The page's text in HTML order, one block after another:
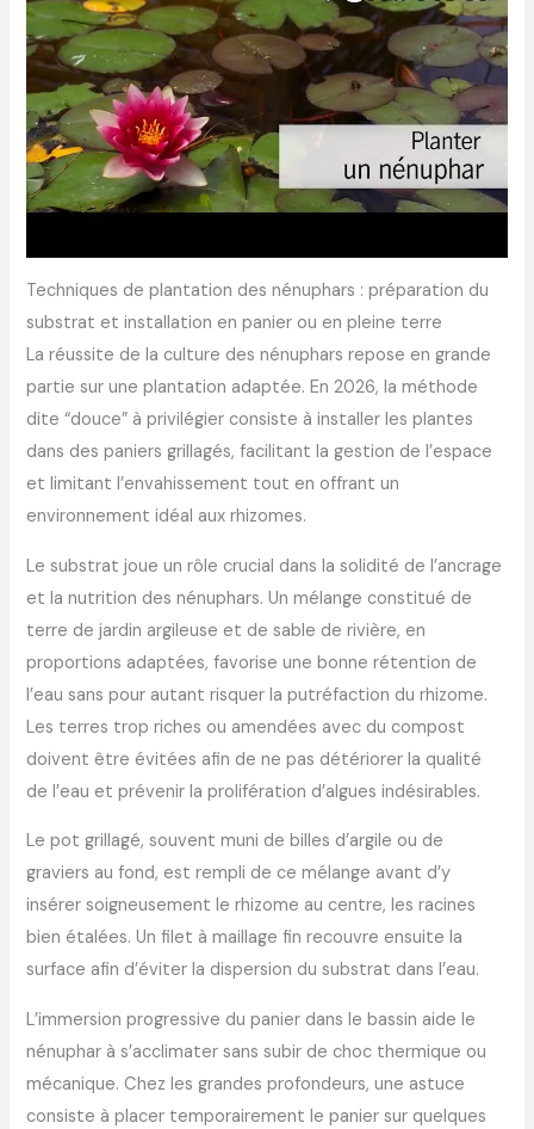
Techniques de plantation des nénuphars : préparation du
substrat et installation en panier ou en pleine terre
La réussite de la culture des nénuphars repose en grande
partie sur une plantation adaptée. En 2026, la méthode
dite “douce” à privilégier consiste à installer les plantes
dans des paniers grillagés, facilitant la gestion de l’espace
et limitant l’envahissement tout en offrant un
environnement idéal aux rhizomes.
Le substrat joue un rôle crucial dans la solidité de l’ancrage
et la nutrition des nénuphars. Un mélange constitué de
terre de jardin argileuse et de sable de rivière, en
proportions adaptées, favorise une bonne rétention de
l’eau sans pour autant risquer la putréfaction du rhizome.
Les terres trop riches ou amendées avec du compost
doivent être évitées afin de ne pas détériorer la qualité
de l’eau et prévenir la prolifération d’algues indésirables.
Le pot grillagé, souvent muni de billes d’argile ou de
graviers au fond, est rempli de ce mélange avant d’y
insérer soigneusement le rhizome au centre, les racines
bien étalées. Un filet à maillage fin recouvre ensuite la
surface afin d’éviter la dispersion du substrat dans l’eau.
L’immersion progressive du panier dans le bassin aide le
nénuphar à s’acclimater sans subir de choc thermique ou
mécanique. Chez les grandes profondeurs, une astuce
consiste à placer temporairement le panier sur quelques